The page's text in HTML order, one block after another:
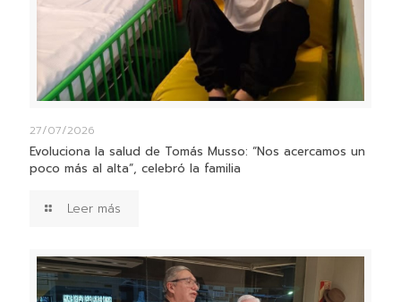
27/07/2026
Evoluciona la salud de Tomás Musso: “Nos acercamos un
poco más al alta”, celebró la familia
Leer más